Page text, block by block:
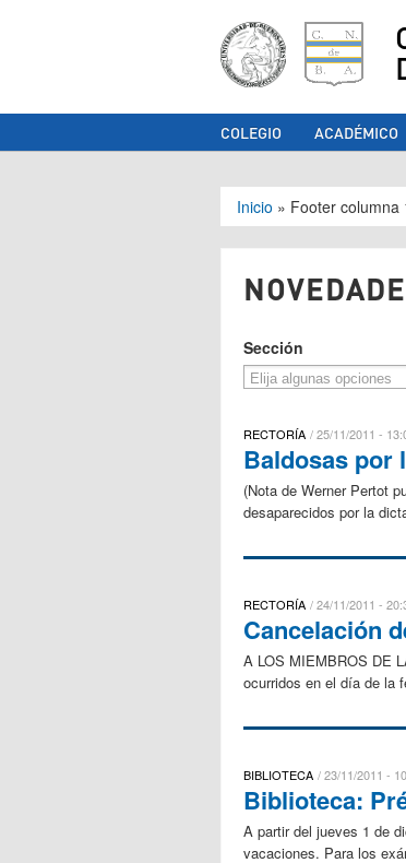
COLEGIO ACADÉMICO
Se
Inicio » Footer columna
Sección
RECTORÍA 25/11/2011 -
Baldosas por
(Nota de Werner Pertot
desaparecidos por la
RECTORÍA 24/11/2011 -
Cancelación
A LOS MIEMBROS DE
ocurridos en el día de la
BIBLIOTECA 23/11/2011 -
Biblioteca:
A partir del jueves 1 de
vacaciones. Para los